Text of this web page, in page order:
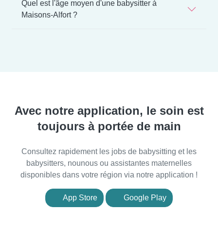
Quel est l'âge moyen d'une babysitter à
Maisons-Alfort ?
Avec notre application, le soin est
toujours à portée de main
Consultez rapidement les jobs de babysitting et les
babysitters, nounous ou assistantes maternelles
disponibles dans votre région via notre application !
App Store Google Play